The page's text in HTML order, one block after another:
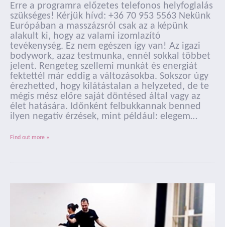
Erre a programra előzetes telefonos helyfoglalás
szükséges! Kérjük hívd: +36 70 953 5563 Nekünk
Európában a masszázsról csak az a képünk
alakult ki, hogy az valami izomlazító
tevékenység. Ez nem egészen így van! Az igazi
bodywork, azaz testmunka, ennél sokkal többet
jelent. Rengeteg szellemi munkát és energiát
fektettél már eddig a változásokba. Sokszor úgy
érezhetted, hogy kilátástalan a helyzeted, de te
mégis mész előre saját döntésed által vagy az
élet hatására. Időnként felbukkannak benned
ilyen negatív érzések, mint például: elegem…
Find out more »